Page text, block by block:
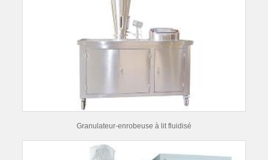
Granulateur-enrobeuse à lit fluidisé